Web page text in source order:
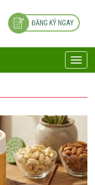
ĐĂNG KÝ NGAY
Toggle